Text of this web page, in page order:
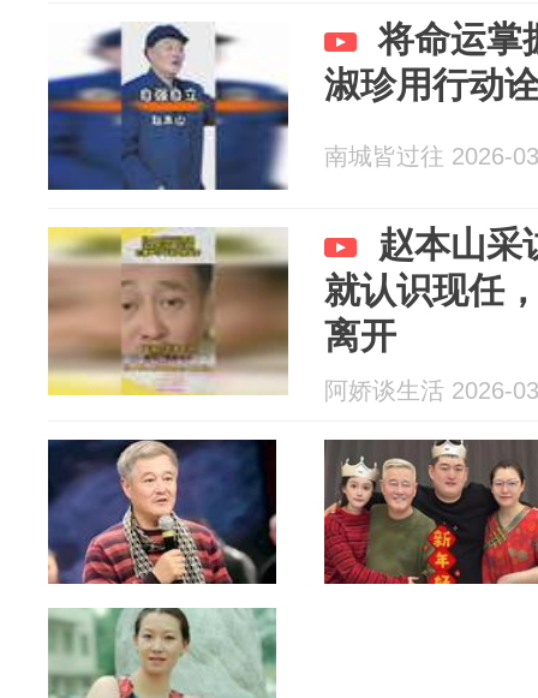
将命运掌
淑珍用行动
南城皆过往 2026-
赵本山采
就认识现任
离开
阿娇谈生活 2026-